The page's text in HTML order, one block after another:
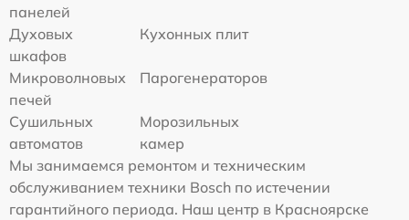
панелей
Духовых
шкафов
Кухонных плит
Микроволновых
печей
Парогенераторов
Сушильных
автоматов
Морозильных
камер
Мы занимаемся ремонтом и техническим
обслуживанием техники Bosch по истечении
гарантийного периода. Наш центр в Красноярске